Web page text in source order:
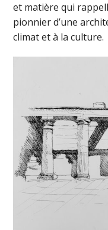
et matière qui
pionnier d’une
climat et à la culture.